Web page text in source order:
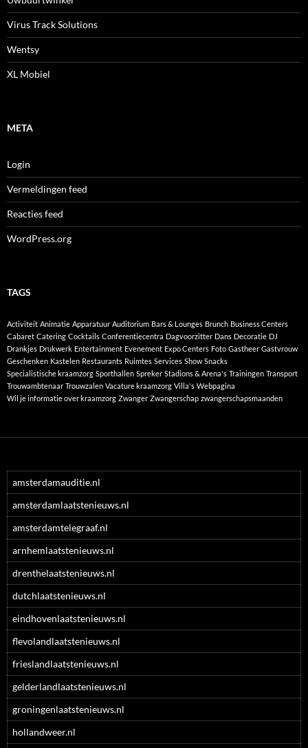
Virus Track Solutions
Wentsy
XL Mobiel
META
Login
Vermeldingen feed
Reacties feed
WordPress.org
TAGS
Activiteit Animatie Apparatuur Auditorium Bars & Lounges Brunch Business Centers
Cabaret Catering Cocktails Conferentiecentra Dagvoorzitter Dans Decoratie DJ
Drankjes Drukwerk Entertainment Evenement Expo Centers Foto Gastheer Gastvrouw
Geschenken Kastelen Restaurants Ruimtes Services Show Snacks
Specialistische kraamzorg Sporthallen Spreker Stadions & Arena's Trainingen Transport
Trouwambtenaar Trouwzalen Vacature kraamzorg Villa's Webpagina
Wil je informatie over kraamzorg Zwanger Zwangerschap zwangerschapsmaanden
amsterdamauditie.nl
amsterdamlaatstenieuws.nl
amsterdamtelegraaf.nl
arnhemlaatstenieuws.nl
drenthelaatstenieuws.nl
dutchlaatstenieuws.nl
eindhovenlaatstenieuws.nl
flevolandlaatstenieuws.nl
frieslandlaatstenieuws.nl
gelderlandlaatstenieuws.nl
groningenlaatstenieuws.nl
hollandweer.nl